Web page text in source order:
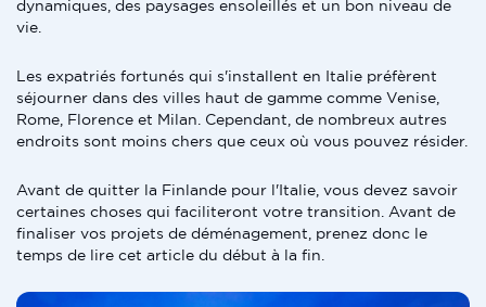
dynamiques, des paysages ensoleillés et un bon niveau de
vie.
Les expatriés fortunés qui s'installent en Italie préfèrent
séjourner dans des villes haut de gamme comme Venise,
Rome, Florence et Milan. Cependant, de nombreux autres
endroits sont moins chers que ceux où vous pouvez résider.
Avant de quitter la Finlande pour l'Italie, vous devez savoir
certaines choses qui faciliteront votre transition. Avant de
finaliser vos projets de déménagement, prenez donc le
temps de lire cet article du début à la fin.